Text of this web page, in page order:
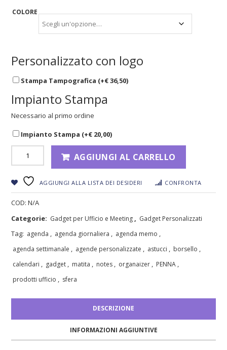
COLORE
Personalizzato con logo
Stampa Tampografica (+€36,50)
Impianto Stampa
Necessario al primo ordine
Impianto Stampa (+€ 20,00)
AGGIUNGI AL CARRELLO
AGGIUNGI ALLA LISTA DEI DESIDERI CONFRONTA
COD: N/A
Categorie: Gadget per Ufficio e Meeting , Gadget Personalizzati
Tag: agenda , agenda giornaliera , agenda memo ,
agenda settimanale , agende personalizzate , astucci , borsello ,
calendari , gadget , matita , notes , organaizer , PENNA ,
prodotti ufficio , sfera
DESCRIZIONE
INFORMAZIONI AGGIUNTIVE